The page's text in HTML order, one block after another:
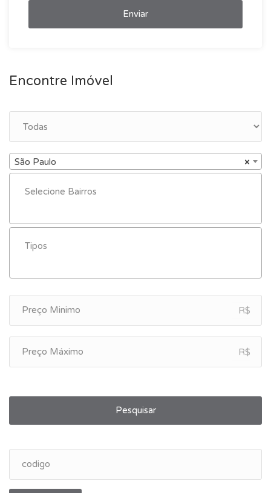
Enviar
Encontre Imóvel
×
São Paulo
R$
R$
Pesquisar